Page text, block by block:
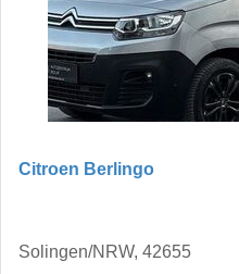
Citroen Berlingo
Solingen/NRW, 42655